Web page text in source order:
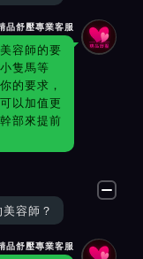
品舒壓專業客服
容師的要
隻馬等
的要求，
以加值更
部來提前
容師？
品舒壓專業客服